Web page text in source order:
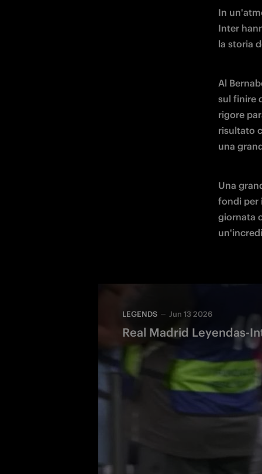
In
Inter
la storia
Al
sul finire
rigore
risultato
una
Una
fondi per
giornata
LEGENDS Jun 13 2026
Real Madrid Leyendas-